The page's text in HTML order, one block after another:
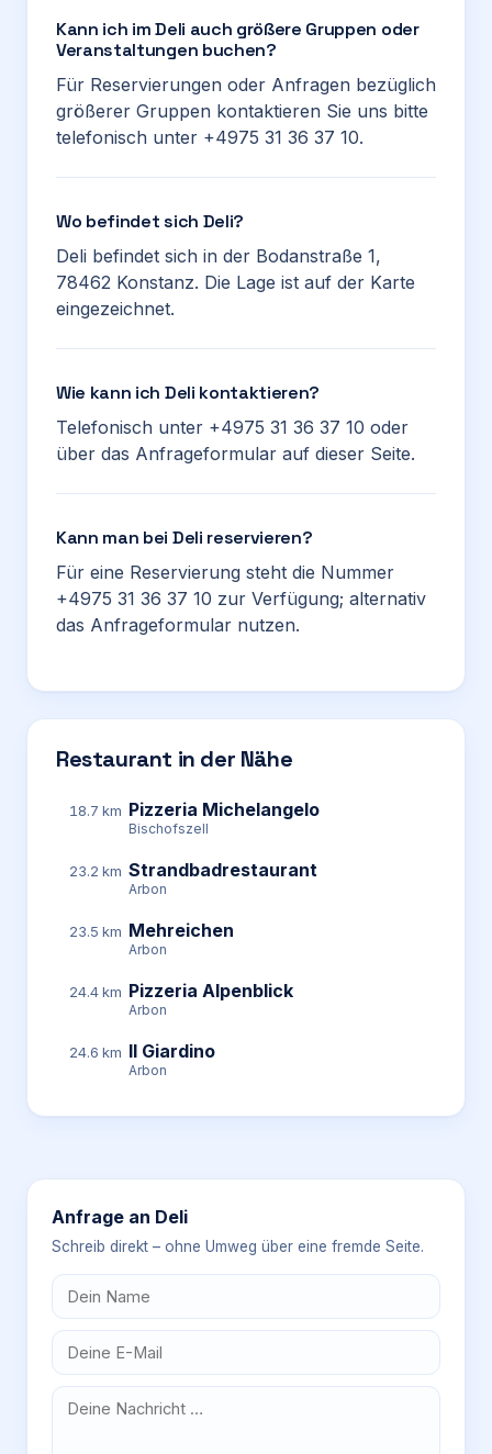
Kann ich im Deli auch größere Gruppen oder
Veranstaltungen buchen?
Für Reservierungen oder Anfragen bezüglich
größerer Gruppen kontaktieren Sie uns bitte
telefonisch unter +4975 31 36 37 10.
Wo befindet sich Deli?
Deli befindet sich in der Bodanstraße 1,
78462 Konstanz. Die Lage ist auf der Karte
eingezeichnet.
Wie kann ich Deli kontaktieren?
Telefonisch unter +4975 31 36 37 10 oder
über das Anfrageformular auf dieser Seite.
Kann man bei Deli reservieren?
Für eine Reservierung steht die Nummer
+4975 31 36 37 10 zur Verfügung; alternativ
das Anfrageformular nutzen.
Restaurant in der Nähe
18.7 km Pizzeria Michelangelo
Bischofszell
23.2 km Strandbadrestaurant
Arbon
23.5 km Mehreichen
Arbon
24.4 km Pizzeria Alpenblick
Arbon
24.6 km Il Giardino
Arbon
Anfrage an Deli
Schreib direkt – ohne Umweg über eine fremde Seite.